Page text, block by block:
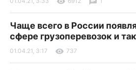
Чаще всего в России
сфере грузоперевозок и
01.04.21, 3:17 737